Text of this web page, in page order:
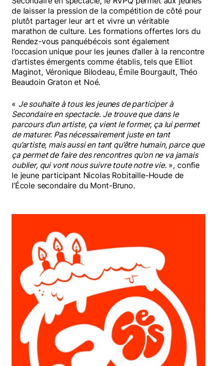
de laisser la pression de la compétition de côté pour
plutôt partager leur art et vivre un véritable
marathon de culture. Les formations offertes lors du
Rendez-vous panquébécois sont également
l’occasion unique pour les jeunes d’aller à la rencontre
d’artistes émergents comme établis, tels que Elliot
Maginot, Véronique Bilodeau, Émile Bourgault, Théo
Beaudoin Graton et Noé.
« Je souhaite à tous les jeunes de participer à
Secondaire en spectacle. Je trouve que dans le
parcours d’un artiste, ça vient le former, ça lui permet
de maturer. Pas nécessairement juste en tant
qu’artiste, mais aussi en tant qu’être humain, parce que
ça permet de faire des rencontres qu’on ne va jamais
oublier, qui vont nous suivre toute notre vie.», confie
le jeune participant Nicolas Robitaille-Houde de
l’École secondaire du Mont-Bruno.